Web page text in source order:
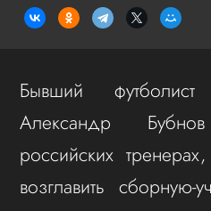
Бывший
Александр
российских
возглавить сборную-